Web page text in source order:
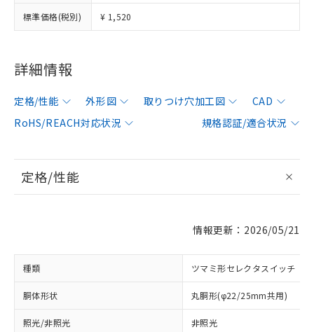
標準価格(税別) ¥ 1,520
詳細情報
定格/性能 外形図 取りつけ穴加工図
CAD
RoHS/REACH対応状況
規格認証/適合状況
定格/性能
情報更新：2026/05/21
種類 ツマミ形セレクタスイッチ
胴体形状 丸胴形(φ22/25mm共用)
照光/非照光 非照光